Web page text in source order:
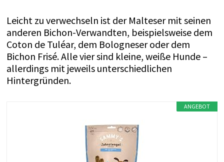
Leicht zu verwechseln ist der Malteser mit seinen
anderen Bichon-Verwandten, beispielsweise dem
Coton de Tuléar, dem Bologneser oder dem
Bichon Frisé. Alle vier sind kleine, weiße Hunde –
allerdings mit jeweils unterschiedlichen
Hintergründen.
ANGEBOT